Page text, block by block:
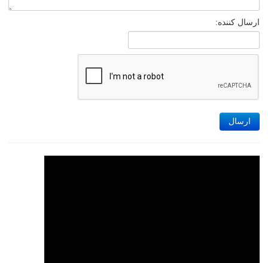
ارسال کننده:
ارسال